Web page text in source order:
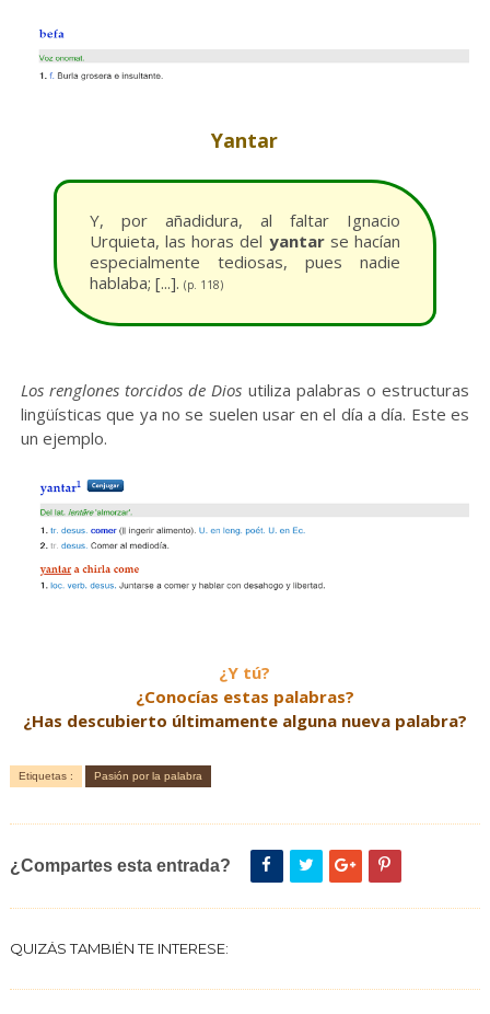
Yantar
Y, por añadidura, al faltar Ignacio
Urquieta, las horas del yantarse hacían
especialmente tediosas, pues nadie
hablaba; [...]. (p. 118)
Los renglones torcidos de Dios utiliza palabras o estructuras
lingüísticas que ya no se suelen usar en el día a día. Este es
un ejemplo.
¿Y tú?
¿Conocías estas palabras?
¿Has descubierto últimamente alguna nueva palabra?
Etiquetas : Pasión por la palabra
¿Compartes esta entrada?
QUIZÁS TAMBIÉN TE INTERESE: